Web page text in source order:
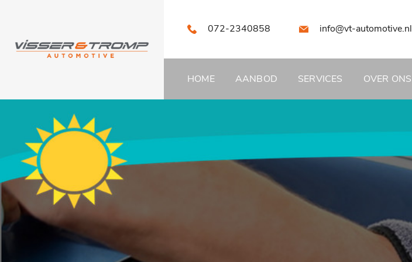
072-2340858 info@vt-automotive.nl
HOME AANBOD SERVICES OVER ONS